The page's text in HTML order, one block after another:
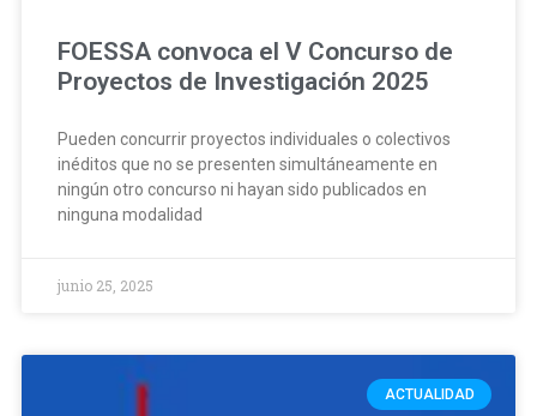
FOESSA convoca el V Concurso de
Proyectos de Investigación 2025
Pueden concurrir proyectos individuales o colectivos
inéditos que no se presenten simultáneamente en
ningún otro concurso ni hayan sido publicados en
ninguna modalidad
junio 25, 2025
ACTUALIDAD